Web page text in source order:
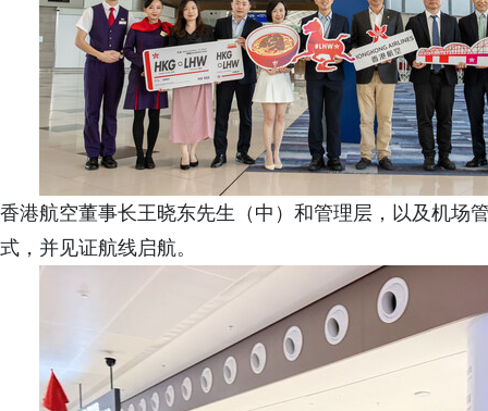
香港航空董事长王晓东先生（中）和管理层，以及机场
式，并见证航线启航。